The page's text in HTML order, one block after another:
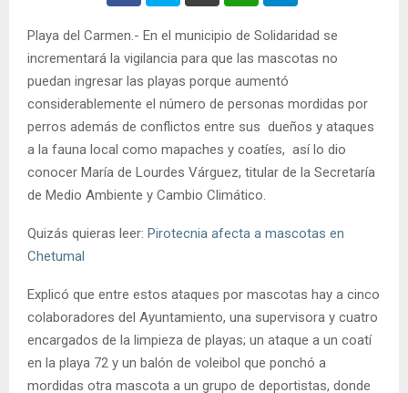
Playa del Carmen.- En el municipio de Solidaridad se
incrementará la vigilancia para que las mascotas no
puedan ingresar las playas porque aumentó
considerablemente el número de personas mordidas por
perros además de conflictos entre sus dueños y ataques
a la fauna local como mapaches y coatíes, así lo dio
conocer María de Lourdes Várguez, titular de la Secretaría
de Medio Ambiente y Cambio Climático.
Quizás quieras leer: Pirotecnia afecta a mascotas en
Chetumal
Explicó que entre estos ataques por mascotas hay a cinco
colaboradores del Ayuntamiento, una supervisora y cuatro
encargados de la limpieza de playas; un ataque a un coatí
en la playa 72 y un balón de voleibol que ponchó a
mordidas otra mascota a un grupo de deportistas, donde